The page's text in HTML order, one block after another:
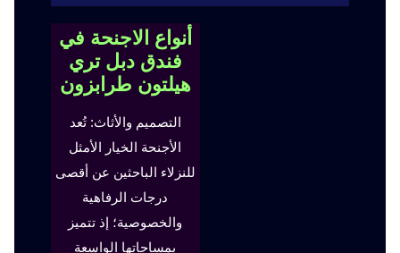
أنواع الاجنحة في
فندق دبل تري
هيلتون طرابزون
التصميم والأثاث: تُعد
الأجنحة الخيار الأمثل
للنزلاء الباحثين عن أقصى
درجات الرفاهية
والخصوصية؛ إذ تتميز
بمساحاتها الواسعة